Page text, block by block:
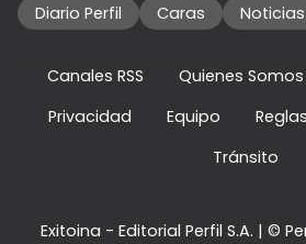
Diario Perfil Caras Noticias
Canales RSS Quienes Somos
Privacidad
Equipo
Tránsito
Exitoina - Editorial Perfil S.A. | ©